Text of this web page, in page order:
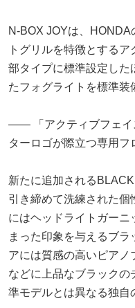
N-BOX JOYは、
トグリルを特徴とする
部タイプに標準設定した
たフォグライトを標準装
―― 「アクティブフェイ
ターロゴが際立つ専用フ
新たに追加される
引き締めて洗練された個
にはヘッドライトガー
まった印象を与えるブラ
アには質感の高いピアノ
などに上品なブラック
準モデルとは異なる独自